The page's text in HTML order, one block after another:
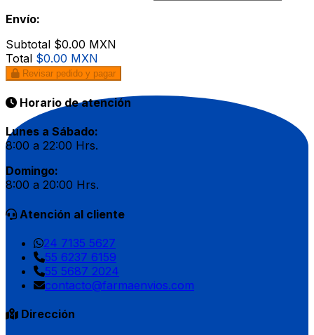
Envío:
Subtotal $0.00 MXN
Total $0.00 MXN
Revisar pedido y pagar
Horario de atención
Lunes a Sábado:
8:00 a 22:00 Hrs.
Domingo:
8:00 a 20:00 Hrs.
Atención al cliente
24 7135 5627
55 6237 6159
55 5687 2024
contacto@farmaenvios.com
Dirección